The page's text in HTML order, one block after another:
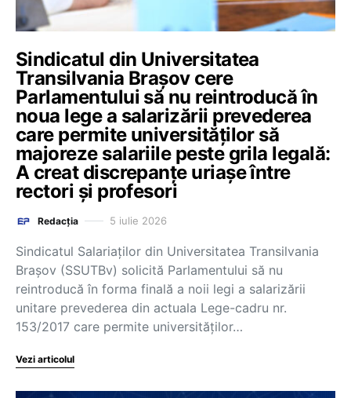
Sindicatul din Universitatea
Transilvania Brașov cere
Parlamentului să nu reintroducă în
noua lege a salarizării prevederea
care permite universităților să
majoreze salariile peste grila legală:
A creat discrepanțe uriașe între
rectori și profesori
Redacția 5 iulie 2026
Sindicatul Salariaților din Universitatea Transilvania
Brașov (SSUTBv) solicită Parlamentului să nu
reintroducă în forma finală a noii legi a salarizării
unitare prevederea din actuala Lege-cadru nr.
153/2017 care permite universităților…
Vezi articolul